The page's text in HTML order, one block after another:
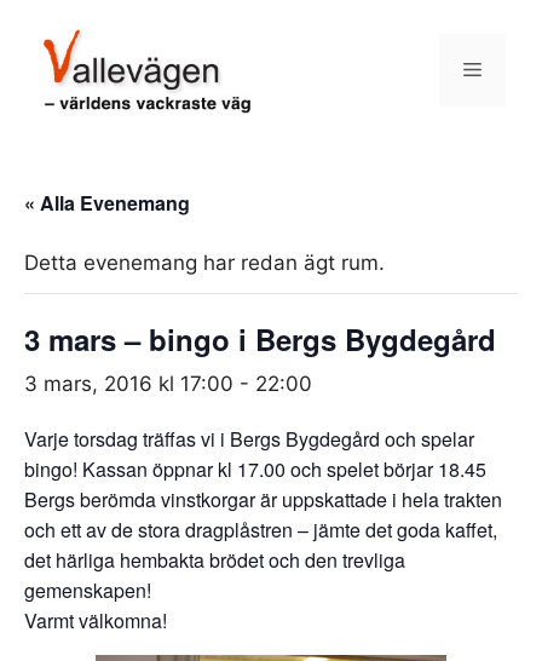
innehåll
Meny
« Alla Evenemang
Detta evenemang har redan ägt rum.
3 mars – bingo i Bergs Bygdegård
3 mars, 2016 kl 17:00 - 22:00
Varje torsdag träffas vi i Bergs Bygdegård och spelar
bingo! Kassan öppnar kl 17.00 och spelet börjar 18.45
Bergs berömda vinstkorgar är uppskattade i hela trakten
och ett av de stora dragplåstren – jämte det goda kaffet,
det härliga hembakta brödet och den trevliga
gemenskapen!
Varmt välkomna!